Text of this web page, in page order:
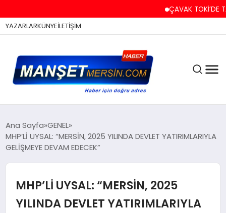
ÇAVAK TOKİ’DE TAPU VE
YAZARLARKÜNYEİLETİŞİM
ASAYİŞ
EKONOMİ
Ana Sayfa GENEL
MHP’Lİ UYSAL: “MERSİN, 2025 YILINDA DEVLET YATIRIMLARIYLA
GELİŞMEYE DEVAM EDECEK”
MHP’Lİ UYSAL: “MERSİN, 2025
YILINDA DEVLET YATIRIMLARIYLA